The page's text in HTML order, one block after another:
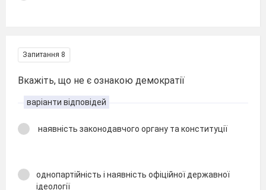
Запитання 8
Вкажіть, що не є ознакою демократії
варіанти відповідей
наявність законодавчого органу та конституції
однопартійність і наявність офіційної державної
ідеології